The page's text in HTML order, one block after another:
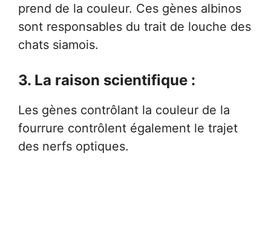
prend de la couleur. Ces gènes albinos
sont responsables du trait de louche des
chats siamois.
3. La raison scientifique :
Les gènes contrôlant la couleur de la
fourrure contrôlent également le trajet
des nerfs optiques.